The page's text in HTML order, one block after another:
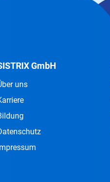
GmbH
uns